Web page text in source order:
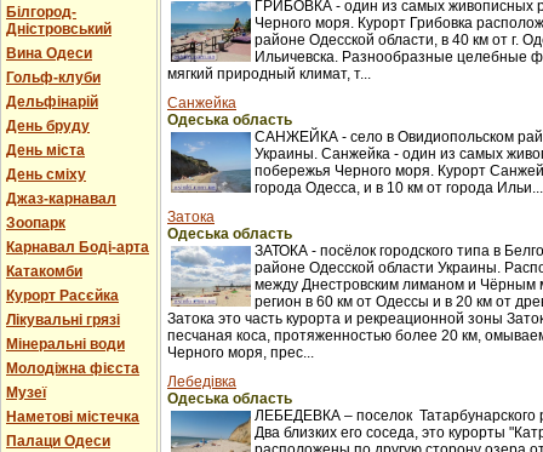
Білгород-
Дністровський
Вина Одеси
Гольф-клуби
Дельфінарій
День бруду
День міста
День сміху
Джаз-карнавал
Зоопарк
Карнавал Боді-арта
Катакомби
Курорт Расєйка
Лікувальні грязі
Мінеральні води
Молодіжна фієста
Музеї
Наметові містечка
Палаци Одеси
ГРИБОВКА - один из самых живописных
Черного моря. Курорт Грибовка
районе Одесской области, в 40 км от г.
Ильичевска. Разнообразные целебные
мягкий природный климат, т...
Санжейка
Одеська область
САНЖЕЙКА - село в Овидиопольском
Украины. Санжейка - один из самых
побережья Черного моря. Курорт
города Одесса, и в 10 км от города Ильи...
Затока
Одеська область
ЗАТОКА - посёлок городского типа в
районе Одесской области Украины.
между Днестровским лиманом и Чёрным
регион в 60 км от Одессы и в 20 км от
Затока это часть курорта и рекреационной зоны
песчаная коса, протяженностью более 20 км,
Черного моря, прес...
Лебедівка
Одеська область
ЛЕБЕДЕВКА – поселок Татарбунарского
Два близких его соседа, это курорты